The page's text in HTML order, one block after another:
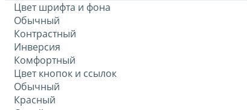
Цвет шрифта и фона
Обычный
Контрастный
Инверсия
Комфортный
Цвет кнопок и ссылок
Обычный
Красный